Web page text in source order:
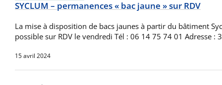
SYCLUM – permanences « bac jaune » sur RDV
La mise à disposition de bacs jaunes à partir du bâtiment
possible sur RDV le vendredi Tél : 06 14 75 74 01 Adresse :
15 avril 2024